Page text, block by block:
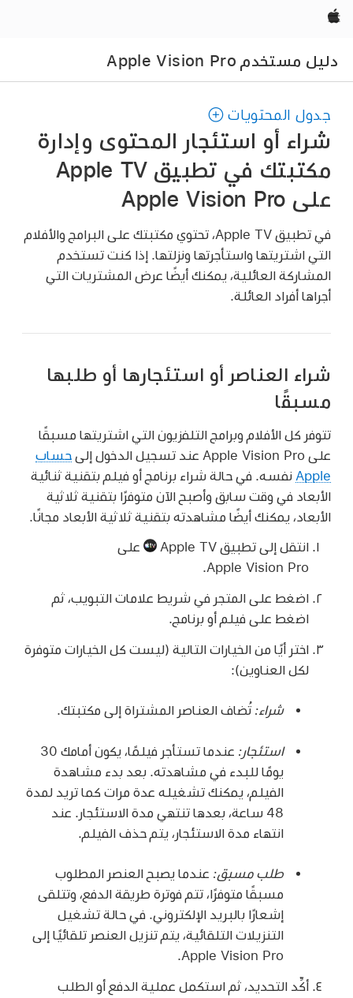
Apple‏
دليل مستخدم Apple Vision Pro
جدول المحتويات
شراء أو استئجار المحتوى وإدارة
مكتبتك في تطبيق Apple TV
على Apple Vision Pro
في تطبيق Apple TV، تحتوي مكتبتك على البرامج والأفلام
التي اشتريتها واستأجرتها ونزلتها. إذا كنت تستخدم
المشاركة العائلية، يمكنك أيضًا عرض المشتريات التي
أجراها أفراد العائلة.
شراء العناصر أو استئجارها أو طلبها
مسبقًا
تتوفر كل الأفلام وبرامج التلفزيون التي اشتريتها مسبقًا
على Apple Vision Pro عند تسجيل الدخول إلى
حساب
Apple نفسه. في حالة شراء برنامج أو فيلم بتقنية ثنائية
الأبعاد في وقت سابق وأصبح الآن متوفرًا بتقنية ثلاثية
الأبعاد، يمكنك أيضًا مشاهدته بتقنية ثلاثية الأبعاد مجانًا.
انتقل إلى تطبيق Apple TV
على
Apple Vision Pro.
اضغط على المتجر في شريط علامات التبويب، ثم
اضغط على فيلم أو برنامج.
اختر أيًا من الخيارات التالية (ليست كل الخيارات متوفرة
لكل العناوين):
شراء:تُضاف العناصر المشتراة إلى مكتبتك.
استئجار:
عندما تستأجر فيلمًا، يكون أمامك 30
يومًا للبدء في مشاهدته. بعد بدء مشاهدة
الفيلم، يمكنك تشغيله عدة مرات كما تريد لمدة
48 ساعة، بعدها تنتهي مدة الاستئجار. عند
انتهاء مدة الاستئجار، يتم حذف الفيلم.
طلب مسبق: عندما يصبح العنصر المطلوب
مسبقًا متوفرًا، تتم فوترة طريقة الدفع، وتتلقى
إشعارًا بالبريد الإلكتروني. في حالة تشغيل
التنزيلات التلقائية، يتم تنزيل العنصر تلقائيًا إلى
Apple Vision Pro.
أكِّد التحديد، ثم استكمل عملية الدفع أو الطلب